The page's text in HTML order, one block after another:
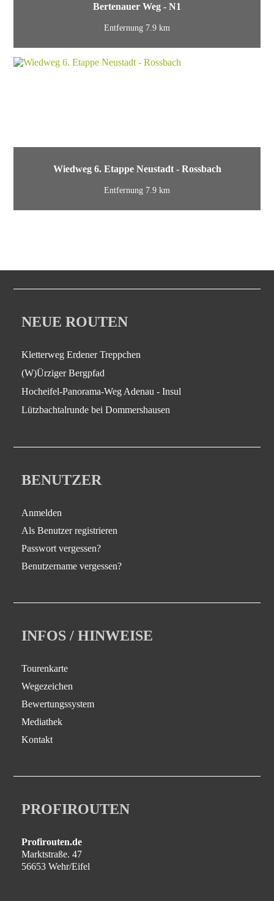
Bertenauer Weg - N1
Entfernung 7.9 km
Wiedweg 6. Etappe Neustadt - Rossbach
Entfernung 7.9 km
NEUE ROUTEN
Kletterweg Erdener Treppchen
(W)Ürziger Bergpfad
Hocheifel-Panorama-Weg Adenau - Insul
Lützbachtalrunde bei Dommershausen
BENUTZER
Anmelden
Als Benutzer registrieren
Passwort vergessen?
Benutzername vergessen?
INFOS / HINWEISE
Tourenkarte
Wegezeichen
Bewertungssystem
Mediathek
Kontakt
PROFIROUTEN
Profirouten.de
Marktstraße. 47
56653 Wehr/Eifel